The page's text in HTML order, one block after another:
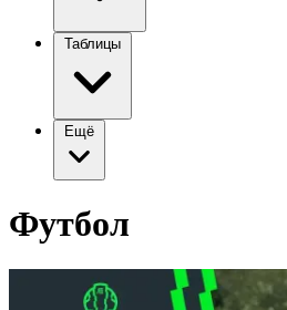
Таблицы
Ещё
Футбол